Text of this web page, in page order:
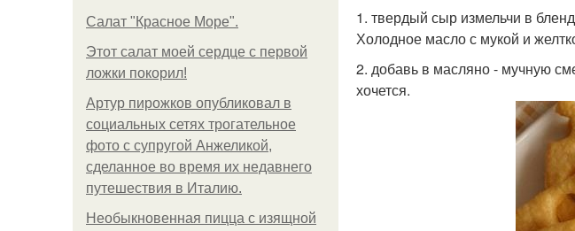
Салат "Красное Море".
Этот салат моей сердце с первой
ложки покорил!
Артур пирожков опубликовал в
социальных сетях трогательное
фото с супругой Анжеликой,
сделанное во время их недавнего
путешествия в Италию.
Необыкновенная пицца с изящной
1. твердый сыр измельчи в
Холодное масло с мукой и
2. добавь в масляно - мучную
хочется.